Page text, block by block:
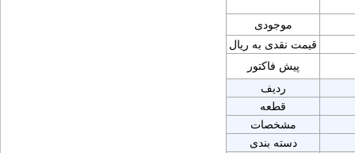
موجودی
قیمت نقدی به ریال
پیش فاکتور
ردیف
قطعه
مشخصات
دسته بندی